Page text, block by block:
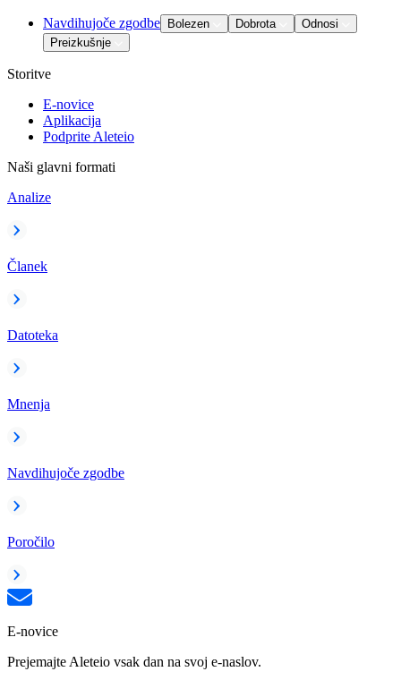
Navdihujoče zgodbe Bolezen Dobrota
Odnosi
Preizkušnje
Storitve
E-novice
Aplikacija
Podprite Aleteio
Naši glavni formati
Analize
Članek
Datoteka
Mnenja
Navdihujoče zgodbe
Poročilo
E-novice
Prejemajte Aleteio vsak dan na svoj e-naslov.